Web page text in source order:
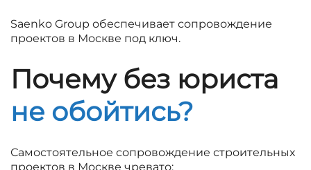
Saenko Group обеспечивает сопровождение
проектов в Москве под ключ.
Почему без юриста
не обойтись?
Самостоятельное сопровождение строительных
проектов в Москве чревато: